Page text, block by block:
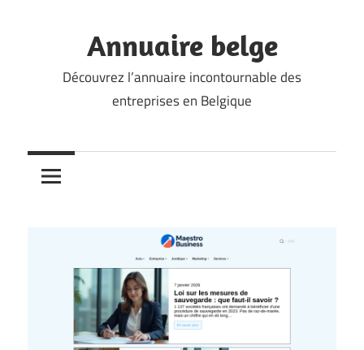
Annuaire belge
Découvrez l’annuaire incontournable des
entreprises en Belgique